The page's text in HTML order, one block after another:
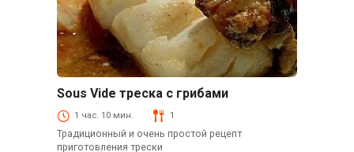
Рыба и морепродукты
Sous Vide треска с грибами
1 час. 10 мин. 1
Традиционный и очень простой рецепт
приготовления трески